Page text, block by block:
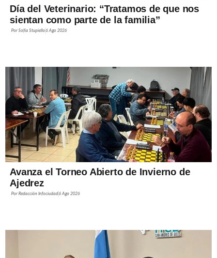
Día del Veterinario: “Tratamos de que nos
sientan como parte de la familia”
PorSofía Stupiello6 Ago 2026
Avanza el Torneo Abierto de Invierno de
Ajedrez
PorRedacción Infociudad6 Ago 2026